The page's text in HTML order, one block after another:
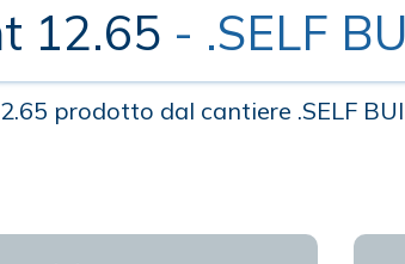
12.65 - .SELF
prodotto dal cantiere .SELF